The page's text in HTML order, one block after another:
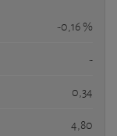
-0,16 %
-
0,34
4,80